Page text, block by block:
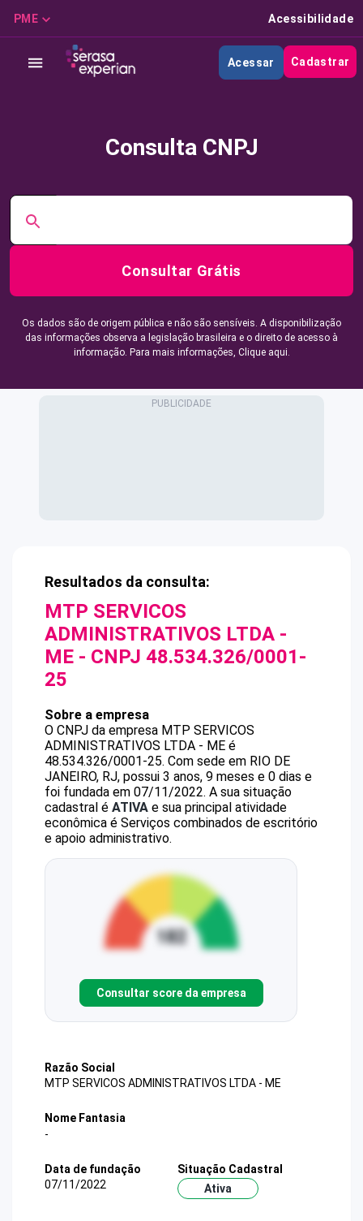
PME Acessibilidade
Acessar Cadastrar
Consulta CNPJ
Consultar Grátis
Os dados são de origem pública e não são sensíveis. A disponibilização
das informações observa a legislação brasileira e o direito de acesso à
informação. Para mais informações, Clique aqui.
Resultados da consulta:
MTP SERVICOS
ADMINISTRATIVOS LTDA -
ME - CNPJ 48.534.326/0001-
25
Sobre a empresa
O CNPJ da empresa MTP SERVICOS
ADMINISTRATIVOS LTDA - ME é
48.534.326/0001-25. Com sede em RIO DE
JANEIRO, RJ, possui 3 anos, 9 meses e 0 dias e
foi fundada em 07/11/2022. A sua situação
cadastral é ATIVA e sua principal atividade
econômica é Serviços combinados de escritório
e apoio administrativo.
Consultar score da empresa
Razão Social
MTP SERVICOS ADMINISTRATIVOS LTDA - ME
Nome Fantasia
-
Data de fundação
07/11/2022
Situação Cadastral
Ativa